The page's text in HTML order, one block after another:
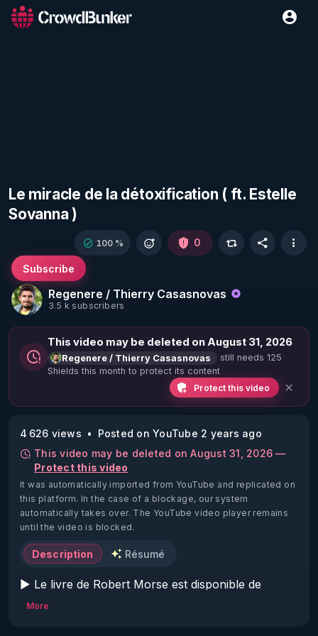
Le miracle de la détoxification ( ft. Estelle
Sovanna )
Regenere / Thierry Casasnovas
3.5 k subscribers
Subscribe
100 % 0
This video may be deleted on August 31, 2026
Regenere / Thierry Casasnovas
still needs 125
Shields this month to protect its content
Protect this video
4 626 views
Posted on YouTube 2 years ago
This video may be deleted on August 31, 2026 —
Protect this video
It was automatically imported from YouTube and replicated on
this platform. In the case of a blockage, our system
automatically takes over. The YouTube video player remains
until the video is blocked.
Description Résumé
▶ Le livre de Robert Morse est disponible de
More